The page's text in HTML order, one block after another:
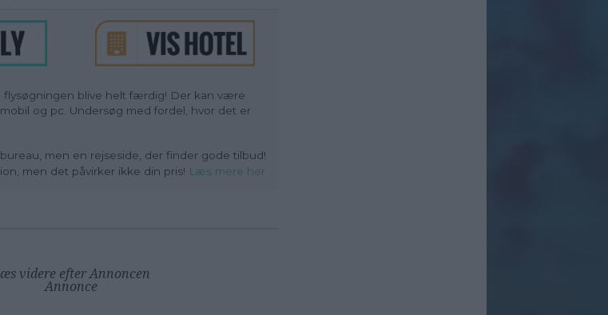
flysøgningen blive helt færdig! Der kan være
og pc. Undersøg med fordel, hvor det er
men en rejseside, der finder gode tilbud!
men det påvirker ikke din pris! Læs mere her
videre efter Annoncen
Annonce